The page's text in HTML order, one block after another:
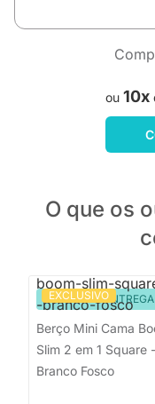
ou 10x
O que os
EXCLUSIVO
PRONTA ENTREGA
Berço Mini Cama
Slim 2 em 1 Square -
Branco Fosco